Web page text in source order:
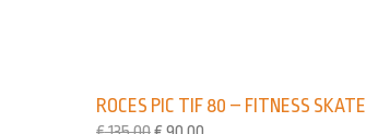
ROCES PIC TIF 80 – FITNESS SKATE